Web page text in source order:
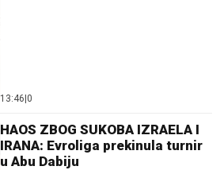
13:46|0
HAOS ZBOG SUKOBA IZRAELA I
IRANA: Evroliga prekinula turnir
u Abu Dabiju